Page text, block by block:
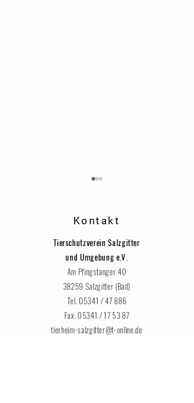
Katzenhaus vorübergehend für
Besucher geschlossen
Kontakt
Tierschutzverein Salzgitter
und Umgebung e.V.
Am Pfingstanger 40
38259 Salzgitter (Bad)
Tel. 05341 / 47 886
Fax. 05341 / 17 53 87
tierheim-salzgitter@t-online.de